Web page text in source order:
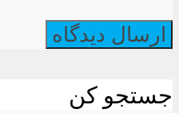
جستجو کن